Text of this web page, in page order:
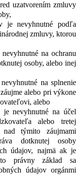
uzatvorením zmluvy
je nevyhnutné podľa
zmluvy, ktorou
na ochranu
osoby, alebo inej
na splnenie
alebo pri výkone
alebo
je nevyhnutné na účel
alebo tretej
týmito záujmami
dotknutej osoby
údajov, najmä ak je
právny základ sa
údajov orgánmi